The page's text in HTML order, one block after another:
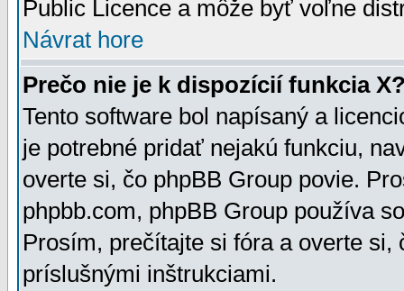
Public Licence a môže byť voľne
Návrat hore
Prečo nie je k dispozícií funkcia
Tento software bol napísaný a
je potrebné pridať nejakú funkciu,
overte si, čo phpBB Group povie.
phpbb.com, phpBB Group používa
Prosím, prečítajte si fóra a overte
príslušnými inštrukciami.